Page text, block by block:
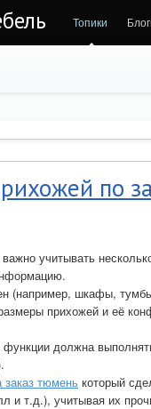
Топики
по
учитывать
(например, шкафы,
прихожей и её
должна
тюмень который
и т.д.), учитывая их